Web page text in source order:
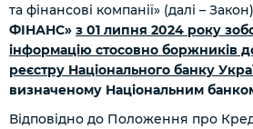
та фінансові компанії» (далі – Закон)
ФІНАНС» з 01 липня 2024 року
інформацію стосовно боржників
реєстру Національного банку
визначеному Національним
Відповідно до Положення про